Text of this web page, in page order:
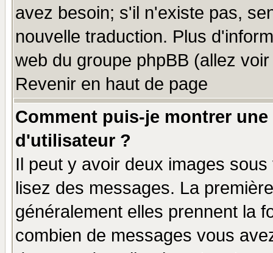
avez besoin; s'il n'existe pas,
nouvelle traduction. Plus
web du groupe phpBB (allez
Revenir en haut de page
Comment puis-je montrer
d'utilisateur ?
Il peut y avoir deux images
lisez des messages. La
généralement elles prennent la
combien de messages vous